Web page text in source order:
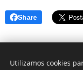
Share
Utilizamos cookies